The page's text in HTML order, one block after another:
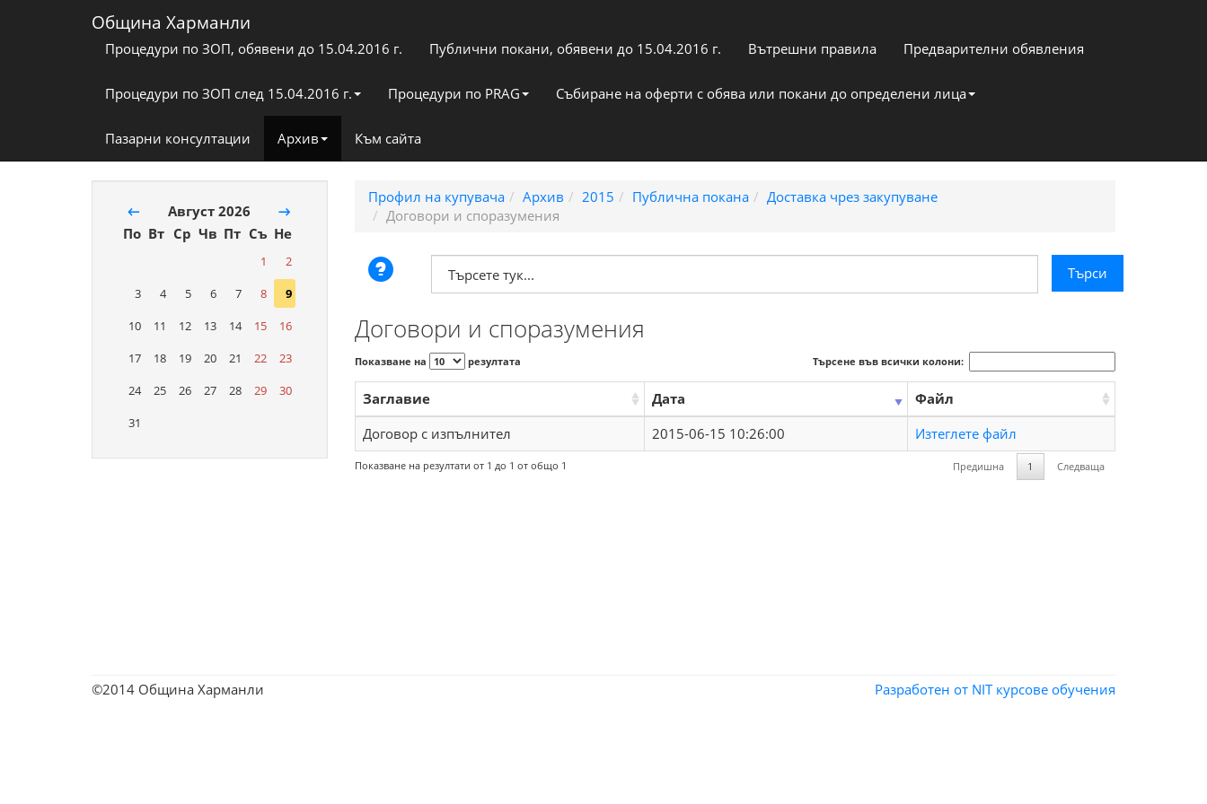
Община Харманли
Процедури по ЗОП, обявени до 15.04.2016 г. Публични покани, обявени до 15.04.2016 г. Вътрешни правила Предварителни обявления
Процедури по ЗОП след 15.04.2016 г. Процедури по PRAG Събиране на оферти с обява или покани до определени лица
Пазарни консултации Архив Към сайта
← Август 2026
→
По Вт Ср Чв Пт Съ Не
1
2
3
4 5 6 7 8
9
10
11 12 13 14 15
16
17
18 19 20 21 22
23
24
25 26 27 28 29
30
31
Профил на купувача Архив 2015 Публична покана
Доставка чрез закупуване
Договори и споразумения
Договори и споразумения
Показване на резултата Търсене във всички колони:
Заглавие Дата
Файл
Договор с изпълнител
2015-06-15 10:26:00 Изтеглете файл
Показване на резултати от 1 до 1 от общо 1 Предишна 1 Следваща
©2014 Община Харманли Разработен от NIT курсове обучения